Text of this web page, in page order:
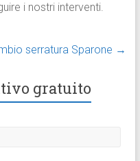
i nostri interventi.​
serratura Sparone →
gratuito